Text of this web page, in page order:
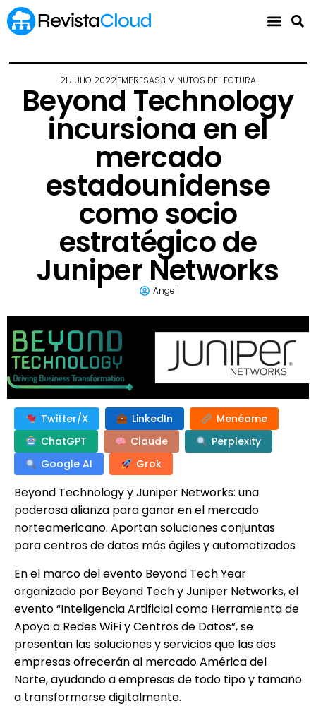
21 JULIO 2022EMPRESAS3 MINUTOS DE LECTURA
Beyond Technology
incursiona en el
mercado
estadounidense
como socio
estratégico de
Juniper Networks
Angel
Twitter/X LinkedIn
Menéame
ChatGPT
Claude
Perplexity
Google AI
Grok
Beyond Technology y Juniper Networks: una
poderosa alianza para ganar en el mercado
norteamericano. Aportan soluciones conjuntas
para centros de datos más ágiles y automatizados
En el marco del evento Beyond Tech Year
organizado por Beyond Tech y Juniper Networks, el
evento “Inteligencia Artificial como Herramienta de
Apoyo a Redes WiFi y Centros de Datos”, se
presentan las soluciones y servicios que las dos
empresas ofrecerán al mercado América del
Norte, ayudando a empresas de todo tipo y tamaño
a transformarse digitalmente.